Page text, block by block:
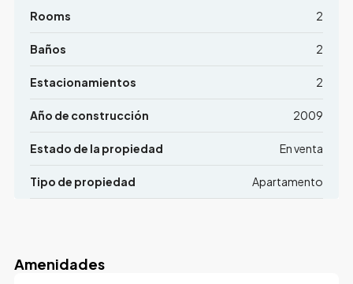
Rooms 2
Baños 2
Estacionamientos 2
Año de construcción 2009
Estado de la propiedad En venta
Tipo de propiedad Apartamento
Amenidades